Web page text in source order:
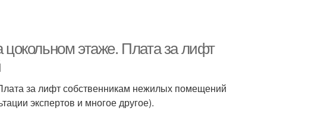
этаже. Плата за лифт
за лифт собственникам нежилых помещений
экспертов и многое другое).